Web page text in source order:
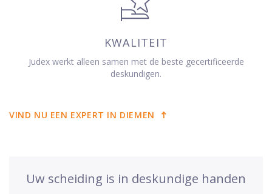
KWALITEIT
Judex werkt alleen samen met de beste gecertificeerde
deskundigen.
VIND NU EEN EXPERT IN DIEMEN
Uw scheiding is in deskundige handen